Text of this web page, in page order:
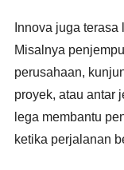
Innova juga
Misalnya
perusahaan,
proyek, atau antar
lega membantu
ketika perjalanan